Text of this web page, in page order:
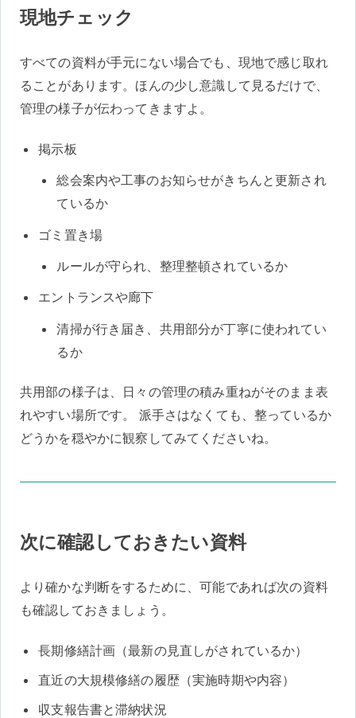
現地チェック
すべての資料が手元にない場合でも、現地で感じ取れ
ることがあります。ほんの少し意識して見るだけで、
管理の様子が伝わってきますよ。
掲示板
総会案内や工事のお知らせがきちんと更新され
ているか
ゴミ置き場
ルールが守られ、整理整頓されているか
エントランスや廊下
清掃が行き届き、共用部分が丁寧に使われてい
るか
共用部の様子は、日々の管理の積み重ねがそのまま表
れやすい場所です。 派手さはなくても、整っているか
どうかを穏やかに観察してみてくださいね。
次に確認しておきたい資料
より確かな判断をするために、可能であれば次の資料
も確認しておきましょう。
長期修繕計画（最新の見直しがされているか）
直近の大規模修繕の履歴（実施時期や内容）
収支報告書と滞納状況